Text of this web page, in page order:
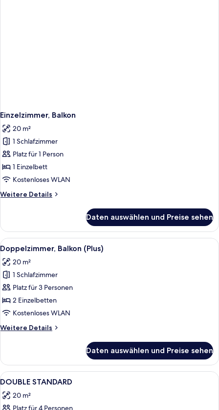
Einzelzimmer, Balkon
20 m²
1 Schlafzimmer
Platz für 1 Person
1 Einzelbett
Kostenloses WLAN
Weitere Details
Weitere
Balkon
Daten auswählen und Preise sehen
Alle
Fotos
für
Doppelzimmer,
Balkon
(Plus)
anzeigen
Ein Hotelzimmer mit einem Bett,
5
Doppelzimmer, Balkon (Plus)
20 m²
1 Schlafzimmer
Platz für 3 Personen
2 Einzelbetten
Kostenloses WLAN
Weitere Details
Weitere
Balkon
(Plus)
Daten auswählen und Preise sehen
Alle
Fotos
für
Schreibtisch, laptopgeeigneter
8
DOUBLE STANDARD
20 m²
Platz für 4 Personen